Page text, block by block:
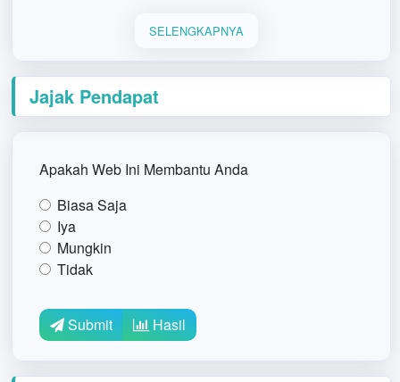
SELENGKAPNYA
Jajak Pendapat
Apakah Web Ini Membantu Anda
Biasa Saja
Iya
Mungkin
Tidak
Submit Hasil